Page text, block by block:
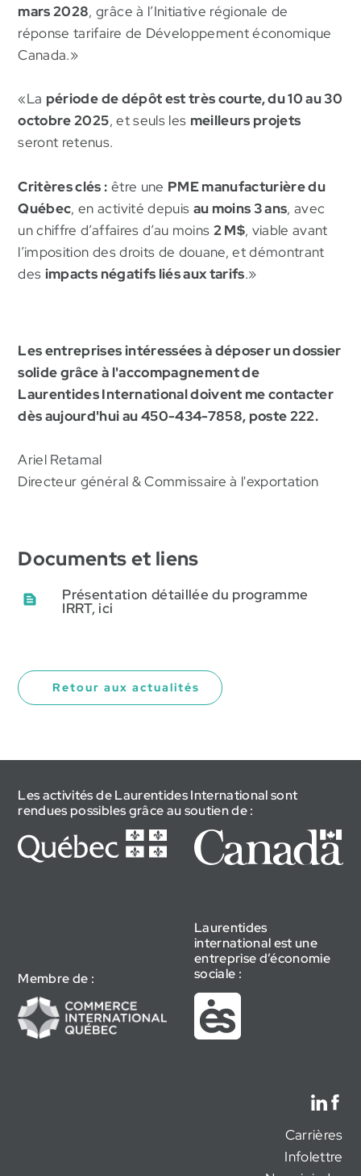
mars 2028, grâce à l’Initiative régionale de
réponse tarifaire de Développement économique
Canada.»
«La période de dépôt est très courte, du 10 au 30
octobre 2025, et seuls les meilleurs projets
seront retenus.
Critères clés : être une PME manufacturière du
Québec, en activité depuis au moins 3 ans, avec
un chiffre d’affaires d’au moins 2 M$, viable avant
l’imposition des droits de douane, et démontrant
des impacts négatifs liés aux tarifs.»
Les entreprises intéressées à déposer un dossier
solide grâce à l'accompagnement de
Laurentides International doivent me contacter
dès aujourd'hui au 450-434-7858, poste 222.
Ariel Retamal
Directeur général & Commissaire à l'exportation
Documents et liens
Présentation détaillée du programme
IRRT, ici
Retour aux actualités
Les activités de Laurentides International sont
rendues possibles grâce au soutien de :
Membre de :
Laurentides
international est une
entreprise d’économie
sociale :
Carrières
Infolettre